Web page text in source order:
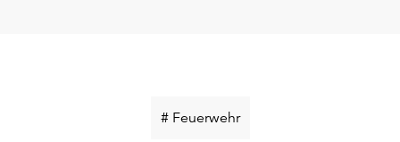
# FeuerwehrSchlüsselwort